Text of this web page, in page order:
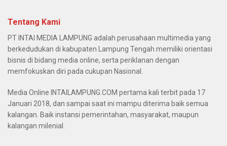
Tentang Kami
PT INTAI MEDIA LAMPUNG adalah perusahaan multimedia yang
berkedudukan di kabupaten Lampung Tengah memiliki orientasi
bisnis di bidang media online, serta periklanan dengan
memfokuskan diri pada cukupan Nasional.
Media Online INTAILAMPUNG.COM pertama kali terbit pada 17
Januari 2018, dan sampai saat ini mampu diterima baik semua
kalangan. Baik instansi pemerintahan, masyarakat, maupun
kalangan milenial.